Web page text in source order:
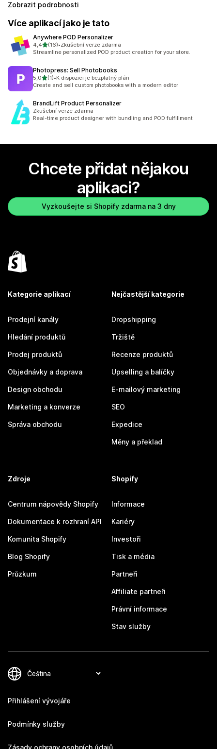
Zobrazit podrobnosti
Více aplikací jako je tato
Anywhere POD Personalizer
4,4z 5 hvězd
(16)
Celkový počet recenzí: 16
•Zkušební verze zdarma
Streamline personalized POD product creation for your store.
Photopress: Sell Photobooks
5,0z 5 hvězd
(1)
Celkový počet recenzí: 1
•K dispozici je bezplatný plán
Create and sell custom photobooks with a modern editor
BrandLift Product Personalizer
Zkušební verze zdarma
Real-time product designer with bundling and POD fulfillment
Chcete přidat nějakou
aplikaci?
Vyzkoušejte si Shopify zdarma na 3 dny
Kategorie aplikací
Prodejní kanály
Hledání produktů
Prodej produktů
Objednávky a doprava
Design obchodu
Marketing a konverze
Správa obchodu
Nejčastější kategorie
Dropshipping
Tržiště
Recenze produktů
Upselling a balíčky
E-mailový marketing
SEO
Expedice
Měny a překlad
Zdroje
Centrum nápovědy Shopify
Dokumentace k rozhraní API
Komunita Shopify
Blog Shopify
Průzkum
Shopify
Informace
Kariéry
Investoři
Tisk a média
Partneři
Affiliate partneři
Právní informace
Stav služby
Přihlášení vývojáře
Podmínky služby